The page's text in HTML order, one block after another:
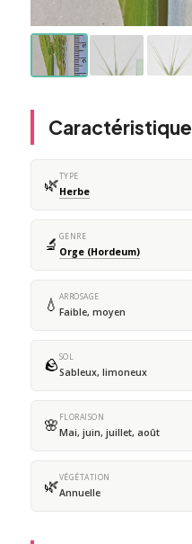
🌿TYPE
Herbe
🔬 GENRE
Orge (Hordeum)
💧 ARROSAGE
Faible, moyen
🪨SOL
Sableux, limoneux
🌸 FLORAISON
Mai, juin, juillet, août
🌿VÉGÉTATION
Annuelle